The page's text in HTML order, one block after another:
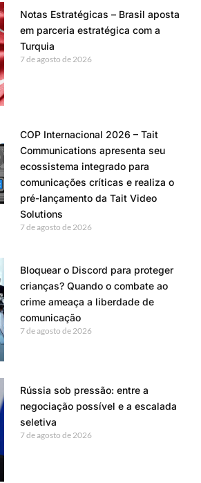
Notas Estratégicas – Brasil aposta
em parceria estratégica com a
Turquia
7 de agosto de 2026
COP Internacional 2026 – Tait
Communications apresenta seu
ecossistema integrado para
comunicações críticas e realiza o
pré-lançamento da Tait Video
Solutions
7 de agosto de 2026
Bloquear o Discord para proteger
crianças? Quando o combate ao
crime ameaça a liberdade de
comunicação
7 de agosto de 2026
Rússia sob pressão: entre a
negociação possível e a escalada
seletiva
7 de agosto de 2026